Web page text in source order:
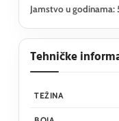
Jamstvo u godinama:
Tehničke
TEŽINA